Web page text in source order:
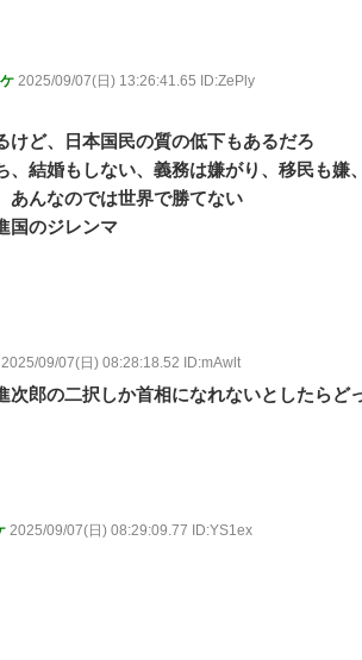
2025/09/07(日) 13:26:41.65 ID:ZePly
けど、日本国民の質の低下もあるだろ
、結婚もしない、義務は嫌がり、移民も嫌
あんなのでは世界で勝てない
国のジレンマ
2025/09/07(日) 08:28:18.52 ID:mAwlt
次郎の二択しか首相になれないとしたらど
2025/09/07(日) 08:29:09.77 ID:YS1ex